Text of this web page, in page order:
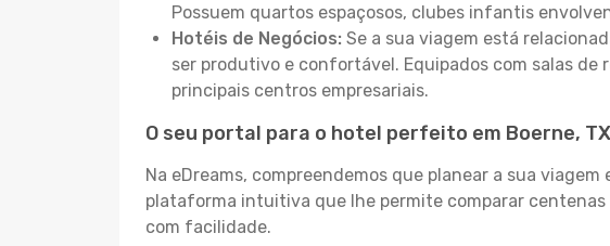
Possuem quartos espaçosos, clubes infantis
Hotéis de Negócios: Se a sua viagem está
ser produtivo e confortável. Equipados com salas
principais centros empresariais.
O seu portal para o hotel perfeito em Boerne, TX
Na eDreams, compreendemos que planear a sua
plataforma intuitiva que lhe permite comparar
com facilidade.